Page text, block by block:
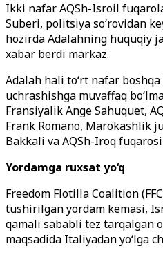
Ikki nafar AQSh-Isroil
Suberi, politsiya so‘rovidan
hozirda Adalahning huquqiy
xabar berdi markaz.
Adalah hali to‘rt nafar
uchrashishga muvaffaq
Fransiyalik Ange Sahuquet,
Frank Romano, Marokashlik
Bakkali va AQSh-Iroq
Yordamga ruxsat yo‘q
Freedom Flotilla Coalition
tushirilgan yordam kemasi,
qamali sababli tez tarqalgan
maqsadida Italiyadan yo‘lga